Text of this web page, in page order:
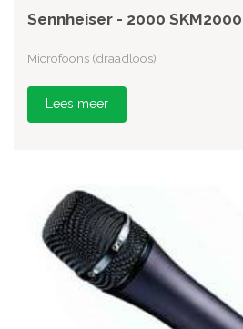
Sennheiser - 2000
Microfoons (draadloos)
Lees meer